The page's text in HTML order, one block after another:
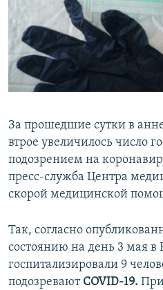
ПОБЕДИТЕЛЕЙ НЕ СУДЯТ?
КРЫМ.НЕПОКОРЕННЫЙ
ELIFBE
УКРАИНСКАЯ ПРОБЛЕМА КРЫМА
ПРИСОЕДИНЯЙТЕСЬ!
За прошедшие сутки в
втрое увеличилось число
подозрением на
пресс-служба Центра
скорой медицинской
Так, согласно
состоянию на день 3 мая
госпитализировали 9
подозревают COVID-19. При